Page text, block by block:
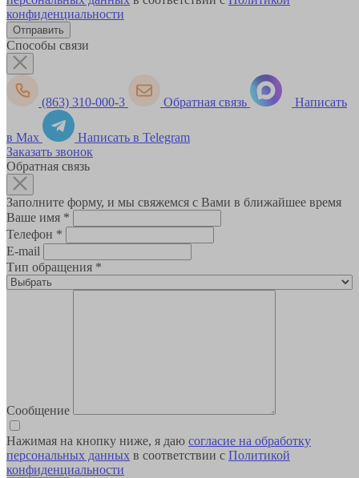
конфиденциальности
Способы связи
(863) 310-000-3 Обратная связь Написать
в Max
Написать в Telegram
Заказать звонок
Обратная связь
Заполните форму, и мы свяжемся с Вами в ближайшее время
Ваше имя *
Телефон *
E-mail
Тип обращения *
Сообщение
Нажимая на кнопку ниже, я даю согласие на обработку
персональных данных в соответствии с Политикой
конфиденциальности